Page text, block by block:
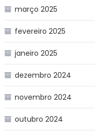
março 2025
fevereiro 2025
janeiro 2025
dezembro 2024
novembro 2024
outubro 2024